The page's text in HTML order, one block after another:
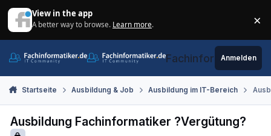
View in the app
A better way to browse. Learn more. ×
Fachinformatiker.de
Anmelden
Startseite Ausbildung & Job Ausbildung im IT-Bereich
Ausbildung Fachinformatiker ?Vergütung?